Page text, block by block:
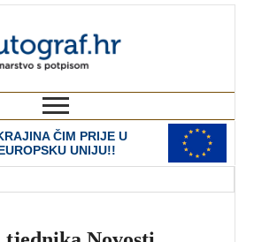
ČIM PRIJE U
UNIJU!!